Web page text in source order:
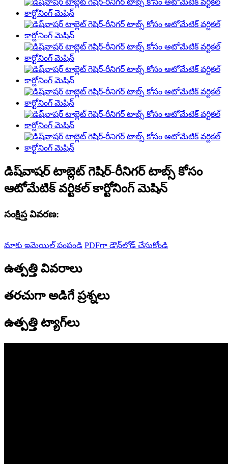
డిష్‌వాషర్ టాబ్లెట్ గెషిర్-రీనిగర్ టాబ్స్ కోసం
ఆటోమేటిక్ వర్టికల్ కార్టోనింగ్ మెషిన్
సంక్షిప్త వివరణ:
మాకు ఇమెయిల్ పంపండి PDFగా డౌన్‌లోడ్ చేసుకోండి
ఉత్పత్తి వివరాలు
తరచుగా అడిగే ప్రశ్నలు
ఉత్పత్తి ట్యాగ్‌లు